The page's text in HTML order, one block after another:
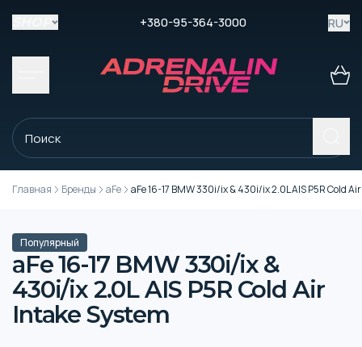
+380-95-364-3000 RU
Главная Бренды aFe aFe 16-17 BMW 330i/ix & 430i/ix 2.0L AIS P5R Cold
Популярный
aFe 16-17 BMW 330i/ix &
430i/ix 2.0L AIS P5R Cold Air
Intake System